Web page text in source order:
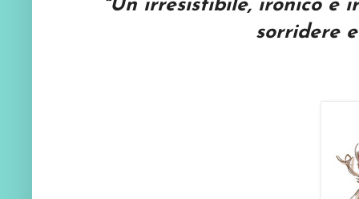
"Un irresistibile, ironico e
sorridere